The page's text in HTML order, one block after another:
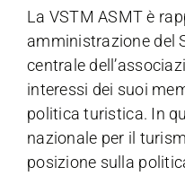
La VSTM ASMT è
amministrazione del
centrale
interessi dei suoi
politica turistica. In
nazionale per il
posizione sulla